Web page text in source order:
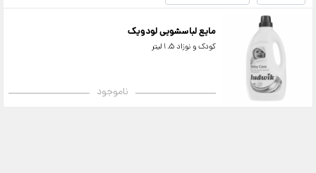
مایع لباسشویی لودویک
کودک و نوزاد 1.5لیتر
ناموجود